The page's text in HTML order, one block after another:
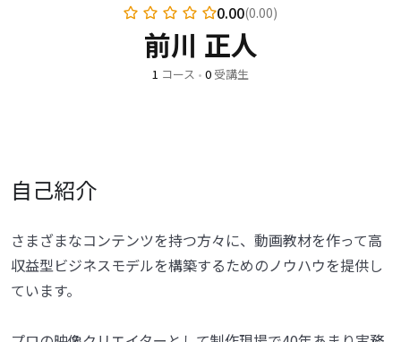
0.00(0.00)
前川 正人
1 コース • 0 受講生
自己紹介
さまざまなコンテンツを持つ方々に、動画教材を作って高
収益型ビジネスモデルを構築するためのノウハウを提供し
ています。